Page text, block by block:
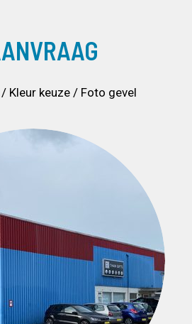
Kleur keuze / Foto gevel